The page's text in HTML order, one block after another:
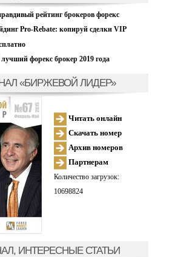
рейтинг брокеров форекс
Pro-Rebate: копируй сделки VIP
форекс брокер 2019 года
«БИРЖЕВОЙ ЛИДЕР»
Читать онлайн
Скачать номер
Архив номеров
Партнерам
Количество загрузок:
10698824
ИНТЕРЕСНЫЕ СТАТЬИ